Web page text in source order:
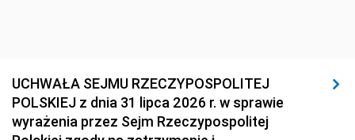
UCHWAŁA SEJMU RZECZYPOSPOLITEJ
POLSKIEJ z dnia 31 lipca 2026 r. w sprawie
wyrażenia przez Sejm Rzeczypospolitej